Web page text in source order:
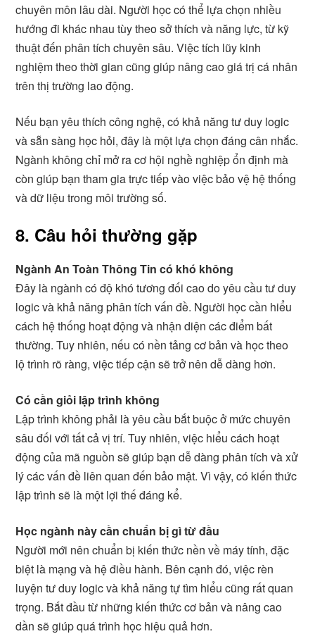
chuyên môn lâu dài. Người học có thể lựa chọn nhiều
hướng đi khác nhau tùy theo sở thích và năng lực, từ kỹ
thuật đến phân tích chuyên sâu. Việc tích lũy kinh
nghiệm theo thời gian cũng giúp nâng cao giá trị cá nhân
trên thị trường lao động.
Nếu bạn yêu thích công nghệ, có khả năng tư duy logic
và sẵn sàng học hỏi, đây là một lựa chọn đáng cân nhắc.
Ngành không chỉ mở ra cơ hội nghề nghiệp ổn định mà
còn giúp bạn tham gia trực tiếp vào việc bảo vệ hệ thống
và dữ liệu trong môi trường số.
8. Câu hỏi thường gặp
Ngành An Toàn Thông Tin có khó không
Đây là ngành có độ khó tương đối cao do yêu cầu tư duy
logic và khả năng phân tích vấn đề. Người học cần hiểu
cách hệ thống hoạt động và nhận diện các điểm bất
thường. Tuy nhiên, nếu có nền tảng cơ bản và học theo
lộ trình rõ ràng, việc tiếp cận sẽ trở nên dễ dàng hơn.
Có cần giỏi lập trình không
Lập trình không phải là yêu cầu bắt buộc ở mức chuyên
sâu đối với tất cả vị trí. Tuy nhiên, việc hiểu cách hoạt
động của mã nguồn sẽ giúp bạn dễ dàng phân tích và xử
lý các vấn đề liên quan đến bảo mật. Vì vậy, có kiến thức
lập trình sẽ là một lợi thế đáng kể.
Học ngành này cần chuẩn bị gì từ đầu
Người mới nên chuẩn bị kiến thức nền về máy tính, đặc
biệt là mạng và hệ điều hành. Bên cạnh đó, việc rèn
luyện tư duy logic và khả năng tự tìm hiểu cũng rất quan
trọng. Bắt đầu từ những kiến thức cơ bản và nâng cao
dần sẽ giúp quá trình học hiệu quả hơn.